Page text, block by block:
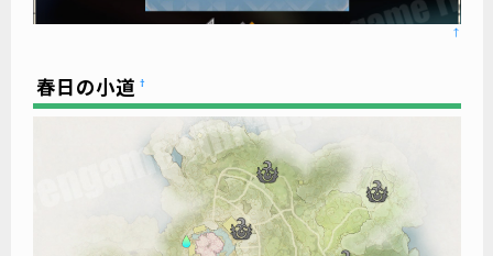
↑
春日の小道 †